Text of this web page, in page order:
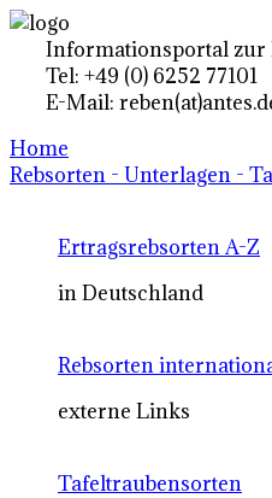
Informationsportal
Tel: +49 (0) 6252 77101
E-Mail:
Home
Rebsorten - Unterlagen -
Ertragsrebsorten A-Z
in Deutschland
Rebsorten
externe Links
Tafeltraubensorten